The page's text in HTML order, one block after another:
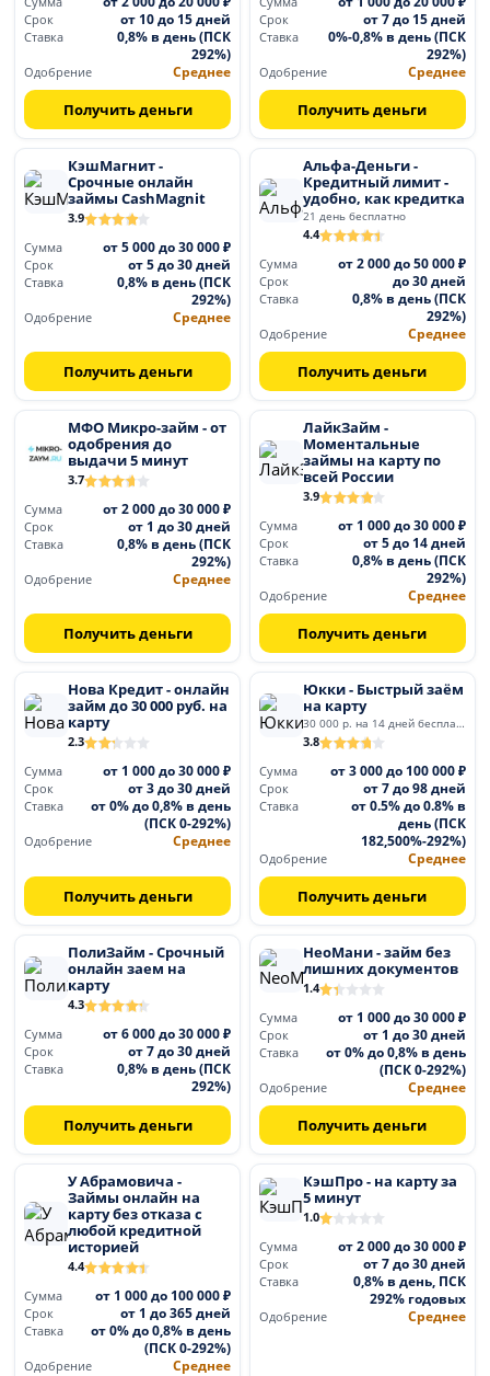
Срок от 10 до 15 дней
Ставка
0,8% в день (ПСК
292%)
Одобрение Среднее
Получить деньги
Срок от 7 до 15 дней
Ставка
0%-0,8% в день (ПСК
292%)
Одобрение Среднее
Получить деньги
КэшМагнит -
Срочные онлайн
займы CashMagnit
3.9
Сумма
от 5 000 до 30 000 ₽
Срок от 5 до 30 дней
Ставка
0,8% в день (ПСК
292%)
Одобрение Среднее
Получить деньги
Альфа-Деньги -
Кредитный лимит -
удобно, как кредитка
21 день бесплатно
4.4
Сумма
от 2 000 до 50 000 ₽
Срок до 30 дней
Ставка
0,8% в день (ПСК
292%)
Одобрение Среднее
Получить деньги
МФО Микро-займ - от
одобрения до
выдачи 5 минут
3.7
Сумма
от 2 000 до 30 000 ₽
Срок от 1 до 30 дней
Ставка
0,8% в день (ПСК
292%)
Одобрение Среднее
Получить деньги
ЛайкЗайм -
Моментальные
займы на карту по
всей России
3.9
Сумма
от 1 000 до 30 000 ₽
Срок от 5 до 14 дней
Ставка
0,8% в день (ПСК
292%)
Одобрение Среднее
Получить деньги
Нова Кредит - онлайн
займ до 30 000 руб. на
карту
2.3
Сумма
от 1 000 до 30 000 ₽
Срок от 3 до 30 дней
Ставка
от 0% до 0,8% в день
(ПСК 0-292%)
Одобрение Среднее
Получить деньги
Юкки - Быстрый заём
на карту
30 000 р. на 14 дней бесплатно
3.8
Сумма
от 3 000 до 100 000 ₽
Срок от 7 до 98 дней
Ставка
от 0.5% до 0.8% в
день (ПСК
182,500%-292%)
Одобрение Среднее
Получить деньги
ПолиЗайм - Срочный
онлайн заем на
карту
4.3
Сумма
от 6 000 до 30 000 ₽
Срок от 7 до 30 дней
Ставка
0,8% в день (ПСК
292%)
Получить деньги
НеоМани - займ без
лишних документов
1.4
Сумма
от 1 000 до 30 000 ₽
Срок от 1 до 30 дней
Ставка
от 0% до 0,8% в день
(ПСК 0-292%)
Одобрение Среднее
Получить деньги
У Абрамовича -
Займы онлайн на
карту без отказа с
любой кредитной
историей
4.4
Сумма
от 1 000 до 100 000 ₽
Срок от 1 до 365 дней
Ставка
от 0% до 0,8% в день
(ПСК 0-292%)
Одобрение Среднее
КэшПро - на карту за
5 минут
1.0
Сумма
от 2 000 до 30 000 ₽
Срок от 7 до 30 дней
Ставка
0,8% в день, ПСК
292% годовых
Одобрение Среднее